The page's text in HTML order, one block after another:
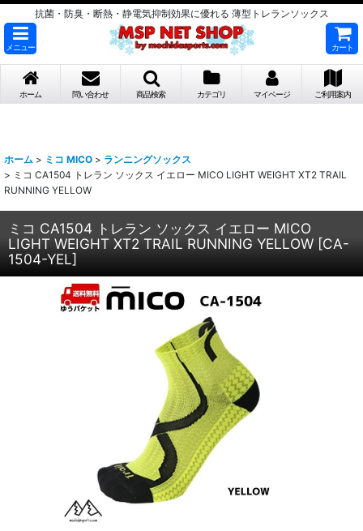
抗菌・防臭・断熱・静電気抑制効果に優れる 薄型トレランソックス
メニュー カート
ホーム 問い合わせ 商品検索 カテゴリ マイページ ご利用案内
ホーム > ミコ MICO > ランニングソックス
> ミコ CA1504 トレラン ソックス イエロー MICO LIGHT WEIGHT XT2 TRAIL
RUNNING YELLOW
ミコ CA1504 トレラン ソックス イエロー MICO
LIGHT WEIGHT XT2 TRAIL RUNNING YELLOW [CA-
1504-YEL]